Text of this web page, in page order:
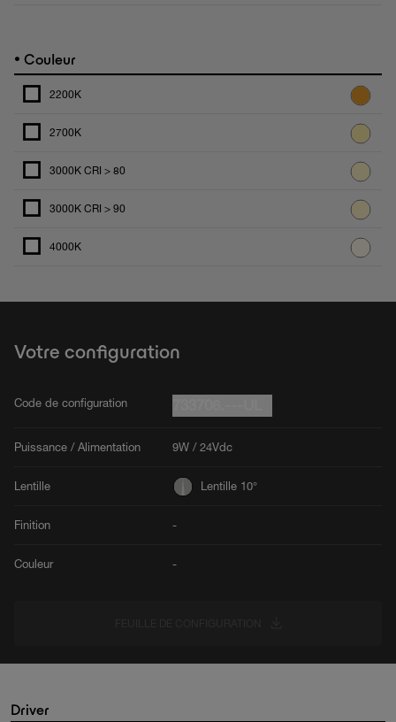
• Couleur
2200K
2700K
3000K CRI > 80
3000K CRI > 90
4000K
Votre configuration
Code de configuration
Puissance / Alimentation 9W / 24Vdc
Lentille Lentille 10°
Finition -
Couleur -
Driver